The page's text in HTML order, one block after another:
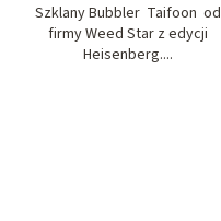
Szklany Bubbler Taifoon od
firmy Weed Star z edycji
Heisenberg....